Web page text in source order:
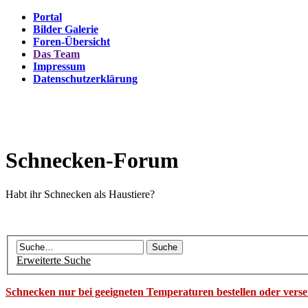
Portal
Bilder Galerie
Foren-Übersicht
Das Team
Impressum
Datenschutzerklärung
Schnecken-Forum
Habt ihr Schnecken als Haustiere?
Erweiterte Suche
Schnecken nur bei geeigneten Temperaturen bestellen oder